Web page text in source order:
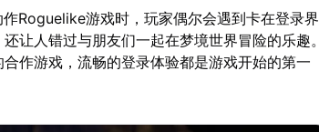
Roguelike游戏时，玩家偶尔会遇到卡在登录界
让人错过与朋友们一起在梦境世界冒险的乐趣。
作游戏，流畅的登录体验都是游戏开始的第一